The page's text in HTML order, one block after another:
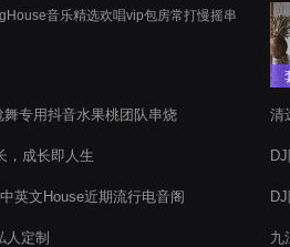
音乐精选欢唱vip包房常打慢摇串
专用抖音水果桃团队串烧
，成长即人生
英文House近期流行电音阁
人定制
清
九